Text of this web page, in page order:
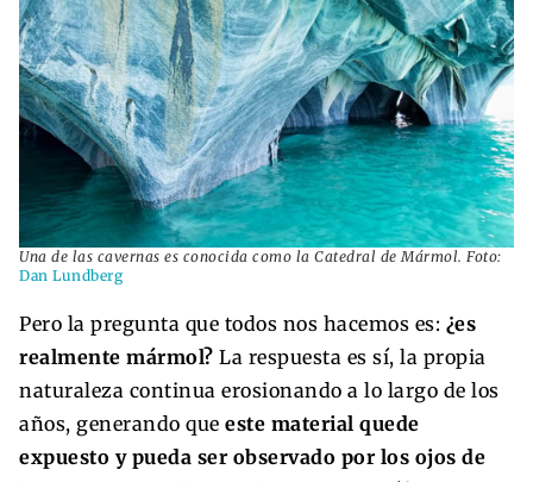
Una de las cavernas es conocida como la Catedral de Mármol. Foto:
Dan Lundberg
Pero la pregunta que todos nos hacemos es: ¿es
realmente mármol? La respuesta es sí, la propia
naturaleza continua erosionando a lo largo de los
años, generando que este material quede
expuesto y pueda ser observado por los ojos de